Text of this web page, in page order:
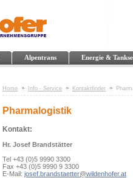
Alpentrans Energie &
Home Info - Service Kontaktfinder
Pharmalogistik
Kontakt:
Hr. Josef Brandstätter
Tel +43 (0)5 9990 3300
Fax +43 (0)5 9990 9 3300
E-Mail: josef.brandstaetter@wildenhofer.at